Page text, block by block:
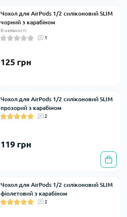
Чохол для AirPods 1/2 силіконовий SLIM
чорний з карабіном
В наявності
1
125 грн
Чохол для AirPods 1/2 силіконовий SLIM
прозорий з карабіном
2
119 грн
Чохол для AirPods 1/2 силіконовий SLIM
фіолетовий з карабіном
2